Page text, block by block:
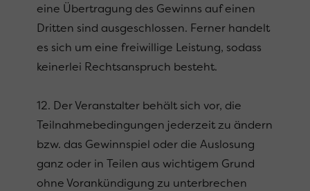
eine Übertragung des Gewinns auf einen
Dritten sind ausgeschlossen. Ferner handelt
es sich um eine freiwillige Leistung, sodass
keinerlei Rechtsanspruch besteht.
12. Der Veranstalter behält sich vor, die
Teilnahmebedingungen jederzeit zu ändern
bzw. das Gewinnspiel oder die Auslosung
ganz oder in Teilen aus wichtigem Grund
ohne Vorankündigung zu unterbrechen